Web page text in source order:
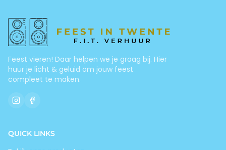
Feest vieren! Daar helpen we je graag bij. Hier
huur je licht & geluid om jouw feest
compleet te maken.
QUICK LINKS